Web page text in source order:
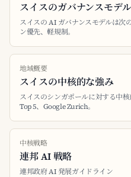
スイスのガバナンスモデル
スイスの AI ガバナンスモデルは次
ン優先、軽規制。
地域概要
スイスの中核的な強み
スイスのシンガポールに対する中
Top 5、Google Zurich。
中核戦略
連邦 AI 戦略
連邦政府 AI 発展ガイドライン